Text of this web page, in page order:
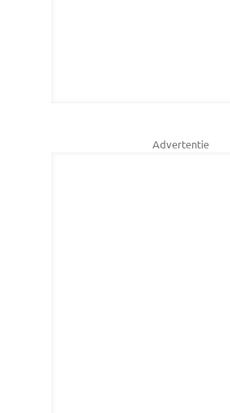
Advertentie